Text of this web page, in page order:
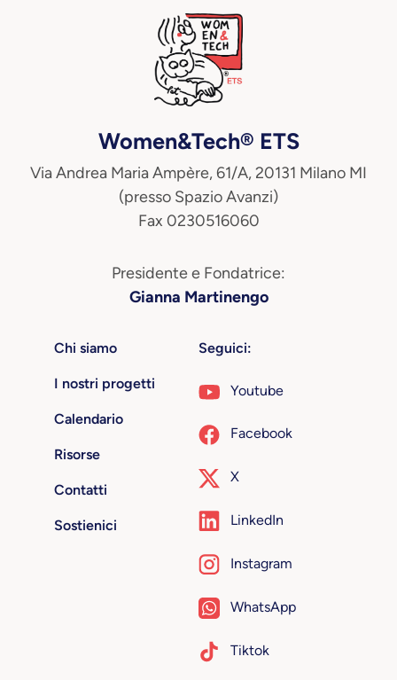
Women&Tech® ETS
Via Andrea Maria Ampère, 61/A, 20131 Milano MI
(presso Spazio Avanzi)
Fax 0230516060
Presidente e Fondatrice:
Gianna Martinengo
Chi siamo
I nostri progetti
Calendario
Risorse
Contatti
Sostienici
Seguici:
Youtube
Facebook
X
LinkedIn
Instagram
WhatsApp
Tiktok